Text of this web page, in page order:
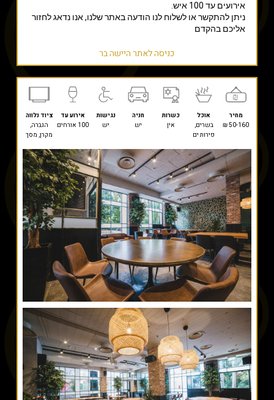
אירועים עד 100 איש.
ניתן להתקשר או לשלוח לנו הודעה באתר שלנו, אנו נדאג לחזור
אליכם בהקדם
כניסה לאתר היישה בר
מחיר אוכל כשרות חניה נגישות אירוע עד
ציוד נלווה
50-160 ₪
בשרים,
פירות ים
אין יש יש 100 אורחים
הגברה,
מקרן, מסך